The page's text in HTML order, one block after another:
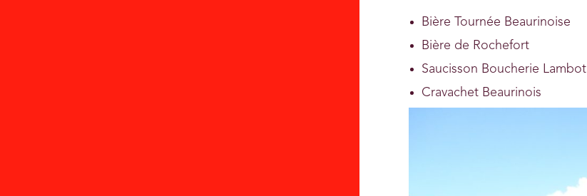
Bière Tournée Beaurinoise
Bière de Rochefort
Saucisson Boucherie Lambot
Cravachet Beaurinois